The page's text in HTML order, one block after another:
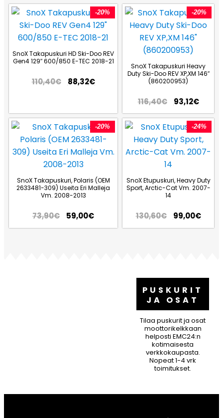
-20%
SnoX Takapuskuri HD Ski-Doo REV
Gen4 129″ 600/850 E-TEC 2018-21
110,40€ 88,32€
-20%
SnoX Takapuskuri Heavy
Duty Ski-Doo REV XP,XM 146″
(860200953)
116,40€ 93,12€
-20%
SnoX Takapuskuri, Polaris (OEM
2633481-309) Useita Eri Malleja
Vm. 2008-2013
73,90€ 59,00€
-24%
SnoX Etupuskuri, Heavy Duty
Sport, Arctic-Cat Vm. 2007-
14
130,60€ 99,00€
PUSKURIT
JA OSAT
Tilaa puskurit ja osat
moottorikelkkaan
helposti EMC24:n
kotimaisesta
verkkokaupasta.
Nopeat 1-4 vrk
toimitukset.